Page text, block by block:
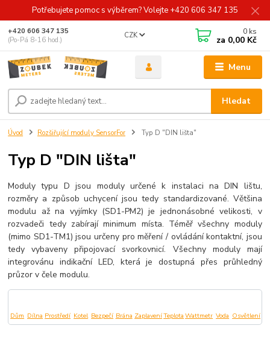
Potřebujete pomoc s výběrem? Volejte +420 606 347 135
Menu
CZK
Hledat
+420 606 347 135
(Po-Pá 8-16 hod.)
0 ks
za 0,00 Kč
Úvod Rozšiřující moduly SensorFor Typ D "DIN lišta"
Typ D "DIN lišta"
Moduly typu D jsou moduly určené k instalaci na DIN lištu,
rozměry a způsob uchycení jsou tedy standardizované. Většina
modulu až na vyjímky (SD1-PM2) je jednonásobné velikosti, v
rozvadeči tedy zabírají minimum místa. Téměř všechny moduly
(mimo SD1-TM1) jsou určeny pro měření / ovládání kontaktní, jsou
tedy vybaveny připojovací svorkovnicí. Všechny moduly mají
integrovánu indikační LED, která je dostupná přes průhledný
průzor v čele modulu.
Dům Dílna Prostředí Kotel Bezpečí Brána ZaplaveníTeplota Wattmetr Voda Osvětlení